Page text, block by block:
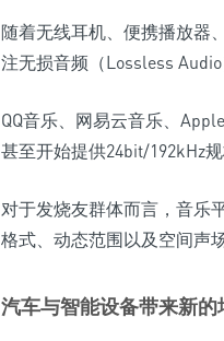
随着无线耳机、便携播放器
注无损音频（Lossless
QQ音乐、网易云音乐、
甚至开始提供24bit/192kHz
对于发烧友群体而言，音乐
格式、动态范围以及空间声
汽车与智能设备带来新的